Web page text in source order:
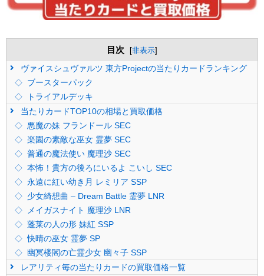
目次 [非表示]
ヴァイスシュヴァルツ 東方Projectの当たりカードランキング
ブースターパック
トライアルデッキ
当たりカードTOP10の相場と買取価格
悪魔の妹 フランドール SEC
楽園の素敵な巫女 霊夢 SEC
普通の魔法使い 魔理沙 SEC
本怖！貴方の後ろにいるよ こいし SEC
永遠に紅い幼き月 レミリア SSP
少女綺想曲 – Dream Battle 霊夢 LNR
メイガスナイト 魔理沙 LNR
蓬莱の人の形 妹紅 SSP
快晴の巫女 霊夢 SP
幽冥楼閣の亡霊少女 幽々子 SSP
レアリティ毎の当たりカードの買取価格一覧